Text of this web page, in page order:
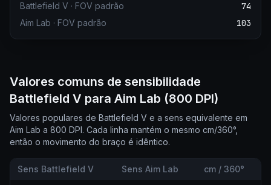
Battlefield V · FOV padrão 74
Aim Lab · FOV padrão 103
Valores comuns de sensibilidade
Battlefield V para Aim Lab (800 DPI)
Valores populares de Battlefield V e a sens equivalente em
Aim Lab a 800 DPI. Cada linha mantém o mesmo cm/360°,
então o movimento do braço é idêntico.
Sens Battlefield V Sens Aim Lab cm / 360°